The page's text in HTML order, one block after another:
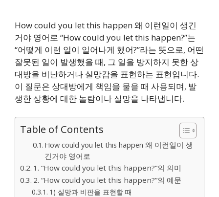
How could you let this happen 왜 이런일이 생긴
거야 영어로 “How could you let this happen?”는
“어떻게 이런 일이 일어나게 했어?”라는 뜻으로, 어떤
잘못된 일이 발생했을 때, 그 일을 방지하지 못한 상
대방을 비난하거나 실망감을 표현하는 표현입니다.
이 질문은 상대방에게 책임을 물을 때 사용되며, 발
생한 상황에 대한 놀람이나 실망을 나타냅니다.
Table of Contents
How could you let this happen 왜 이런일이 생
긴거야 영어로
1. “How could you let this happen?”의 의미
2. “How could you let this happen?”의 예문
1) 실망과 비판을 표현할 때